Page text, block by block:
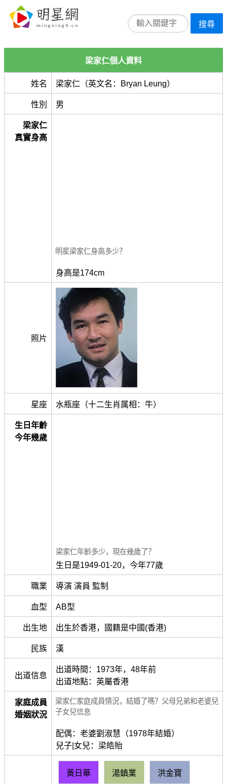
搜尋
梁家仁個人資料
姓名 梁家仁（英文名：Bryan Leung）
性別 男
梁家仁
真實身高
明星梁家仁身高多少？
身高是174cm
照片
星座 水瓶座（十二生肖属相：牛）
生日年齡
今年幾歲
梁家仁年齡多少，現在幾歲了？
生日是1949-01-20，今年77歲
職業 導演 演員 監制
血型 AB型
出生地 出生於香港，國籍是中國(香港)
民族 漢
出道信息
出道時間：1973年，​48年前
出道地點：英屬香港
家庭成員
婚姻狀況
梁家仁家庭成員情況，結婚了嗎？父母兄弟和老婆兒
子女兒信息
配偶：老婆劉淑慧（1978年結婚）
兒子|女兒：梁皓貽
黃日華 湯鎮業 洪金寶